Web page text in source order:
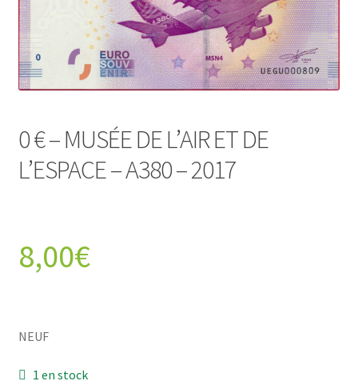
0 € – MUSÉE DE L’AIR ET DE
L’ESPACE – A380 – 2017
8,00€
NEUF
1 en stock